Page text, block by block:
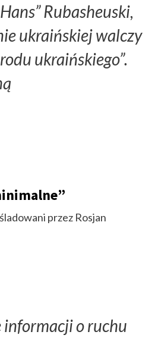
Rubasheuski,
ukraińskiej walczy
ukraińskiego”.
przez Rosjan
informacji o ruchu